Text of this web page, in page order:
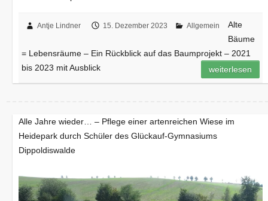
Antje Lindner 15. Dezember 2023 Allgemein
Alte
Bäume
= Lebensräume – Ein Rückblick auf das Baumprojekt – 2021
bis 2023 mit Ausblick
weiterlesen
Alle Jahre wieder… – Pflege einer artenreichen Wiese im
Heidepark durch Schüler des Glückauf-Gymnasiums
Dippoldiswalde